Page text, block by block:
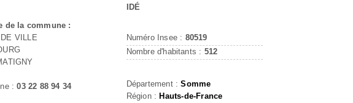
de la commune :
VILLE
:03 22 88 94 34
IDÉ
Numéro Insee : 80519
Nombre d'habitants : 512
Département :Somme
Région : Hauts-de-France